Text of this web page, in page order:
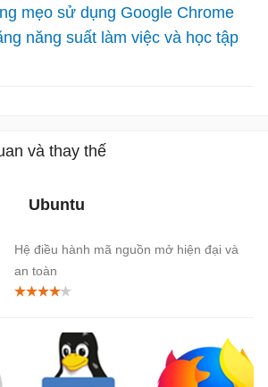
mẹo sử dụng Google Chrome
năng suất làm việc và học tập
và thay thế
Ubuntu
Hệ điều hành mã nguồn mở hiện đại và
an toàn